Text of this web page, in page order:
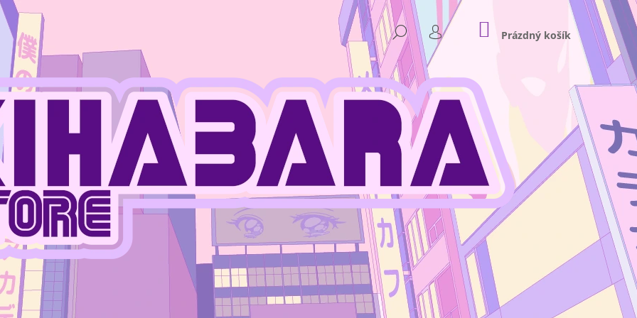
HLEDAT
PŘIHLÁŠENÍ
NÁKUPNÍ
KOŠÍK
Prázdný košík
CO POTŘEBUJETE NAJÍT?
HLEDAT
DOPORUČUJEME
KAISEN - PLASTOVÝ STOJÁNEK JUJUTSU KAISEN - PLASTOVÝ STOJÁNEK